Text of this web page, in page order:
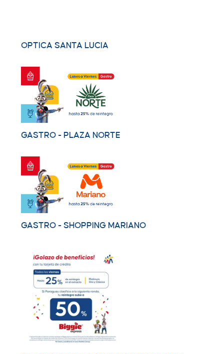
OPTICA SANTA LUCIA
GASTRO - PLAZA NORTE
GASTRO - SHOPPING MARIANO